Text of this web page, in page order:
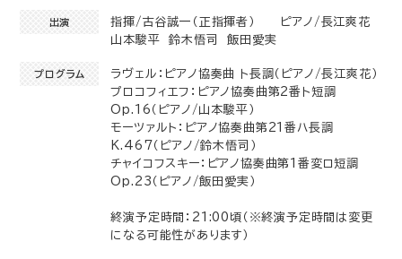
出演
指揮/古谷誠一（正指揮者） ピアノ/長江爽花
山本駿平 鈴木悟司 飯田愛実
プログラム
ラヴェル：ピアノ協奏曲 ト長調（ピアノ/長江爽花）
プロコフィエフ：ピアノ協奏曲第2番ト短調
Op.16（ピアノ/山本駿平）
モーツァルト：ピアノ協奏曲第21番ハ長調
K.467（ピアノ/鈴木悟司）
チャイコフスキー：ピアノ協奏曲第1番変ロ短調
Op.23（ピアノ/飯田愛実）
終演予定時間：21:00頃（※終演予定時間は変更
になる可能性があります）